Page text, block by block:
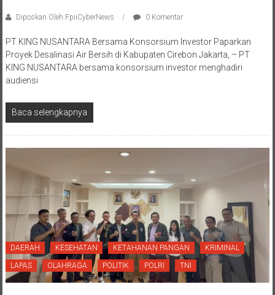
Diposkan Oleh:FpiiCyberNews 0 Komentar
PT KING NUSANTARA Bersama Konsorsium Investor Paparkan
Proyek Desalinasi Air Bersih di Kabupaten Cirebon Jakarta, – PT
KING NUSANTARA bersama konsorsium investor menghadiri
audiensi
Baca selengkapnya
DAERAH KESEHATAN KETAHANAN PANGAN KRIMINAL
LAPAS OLAHRAGA POLITIK POLRI TNI